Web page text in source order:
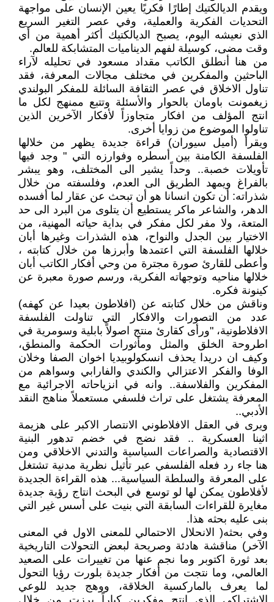
ويقدم الديالكتيك إطارًا فكريًا يعين الإنسان على مواجهة
التحديات الفكرية والعملية، وفي عصر التغير السريع
الذي نعيشه اليوم، يصبح الديالكتيك أكثر أهمية من أي
وقت مضى، كوسيلة لفهم الديناميات المتشابكة للعالم.
من هنا أنطلق الكاتب مقداد مسعود في تحليله لآراء
الباحثين والمفكرين في مختلف مجالات المعرفة، فقد
تناول الاخلاق في عصر الثقافة السائلة للمفكر البولندي
زيغمونت باومان بالحوار والأسئلة وتتبع ممنهج لكل ما
انتج المؤلف من افكار متجاوزاً لأفكار الآخرين الذين
تناولوا الموضوع من زوايا أخرى.
ويقرأ (أميل سيوران) قراءة جديدة يظهر من خلالها
الفلسفة الكامنة بين أسطره وفوارزه التي " وجد فيها
تأويلات خصبة.. وحداً يشير الى المختلف، وهو يبشر
بالفراغ ويمهد الطريق الى العدم، وفلسفته من خلال
شذراته: أن تكون انسانا هو أن تبحث عن عقار لما أفسده
الدهر، والشاعر ماكر يستطيع أن يتلوى من البرد الى حد
المتعة، ولا مفر لكل مفكر في بداية حياته المهنية، من
الاختيار بين الجدل والنواح، هذه الشذرات وغيرها أبان
خلالها الفلسفة التي اعتمدها وأبرزها من خلال كتابته ،
وأعطى للقارئ صورة مجترة من وحي أفكار الكاتب أبان
خلالها مناحيه وتوجهاته الفكرية، ورسم صورة معبرة عن
كينونة فكره.
وناقش من خلال كتابته عن (افلاطون بعيدا عن كهفه)
عدد من التصورات والافكار التي تناولت الفلسفة
الافلاطونية، "ورأى كقارئ منتج اصولاً بابلية وسومرية في
اطروحة الخلق والمثل ومأثورات الحكمة والمنطق،
وكيف ان دريدا يحذف انسكولوبيديا اخوان الصفا وخلان
الوفا والفكر الاعتزالي والكندي والفارابي وسواهم من
المفكرين والفلاسفة.. وانه في انزياحاته الاجرائية مع
المعرفة يشتغل على تراث فلسفي مستعملاً مناهج النقد
الأدبي..
ويرى في العقل الافلاطوني الانتصار الاكبر على هزيمة
اثينا العسكرية .. فقد نضج في خضم تدهور البنية
الاقتصادية والصراعات السياسية والتدني الاخلاقي ومن
هنا جاء رد فعله الفلسفي عبر تأثيل نظرية مدنية تشتغل
على المعرفة والسلطة السياسية... هذه القراءة الجديدة
لأفلاطون يمكن لها لو توسع في البحث انتاج رؤية جديدة
مغايرة للقراءات السابقة التي بنيت على أسس غير التي
بنى عليه بحثه هذا.
وفي بحثه( الانحلال الاحتمالي للمعنى الاول في المعنى
الآخر) مناقشة هادئة وصريحة لبعض التحولات التاريخية
بعد ثورة اكتوبر وما نجم عنها من تغييرات على الصعيد
العالمي، وما نتجت من أفكار جديدة بلورت رؤيا التحول
لما يعرف بالماركسية الخلاقة، ووهج جديد للوعي